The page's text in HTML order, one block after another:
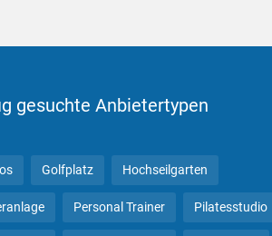
gesuchte Anbietertypen
Golfplatz Hochseilgarten
Personal Trainer Pilatesstudio